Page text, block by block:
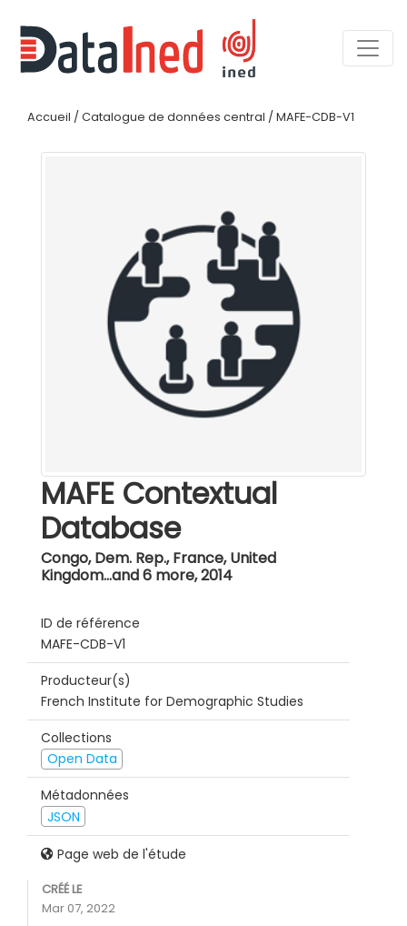
Accueil / Catalogue de données central / MAFE-CDB-V1
MAFE Contextual
Database
Congo, Dem. Rep., France, United
Kingdom...and 6 more,2014
ID de référence
MAFE-CDB-V1
Producteur(s)
French Institute for Demographic Studies
Collections
Open Data
Métadonnées
JSON
Page web de l'étude
CRÉÉ LE
Mar 07, 2022